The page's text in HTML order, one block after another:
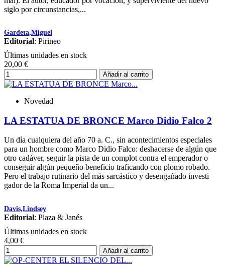
siglo por circunstancias,...
Gardeta,Miguel
Editorial: Pirineo
Últimas unidades en stock
20,00 €
Añadir al carrito
Novedad
LA ESTATUA DE BRONCE Marco Didio Falco 2
Un día cualquiera del año 70 a. C., sin acontecimientos especiales
para un hombre como Marco Didio Falco: deshacerse de algún que
otro cadáver, seguir la pista de un complot contra el emperador o
conseguir algún pequeño beneficio traficando con plomo robado.
Pero el trabajo rutinario del más sarcástico y desengañado investi
gador de la Roma Imperial da un...
Davis,Lindsey
Editorial: Plaza & Janés
Últimas unidades en stock
4,00 €
Añadir al carrito